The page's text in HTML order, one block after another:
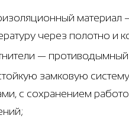
материал
через полотно и
—
замковую
с сохранением